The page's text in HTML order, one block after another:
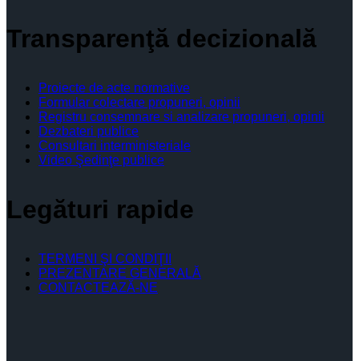
Transparenţă decizională
Proiecte de acte normative
Formular colectare propuneri, opinii
Registru consemnare si analizare propuneri, opinii
Dezbateri publice
Consultari interministeriale
Video Şedinţe publice
Legături rapide
TERMENI ŞI CONDIŢII
PREZENTARE GENERALĂ
CONTACTEAZĂ-NE